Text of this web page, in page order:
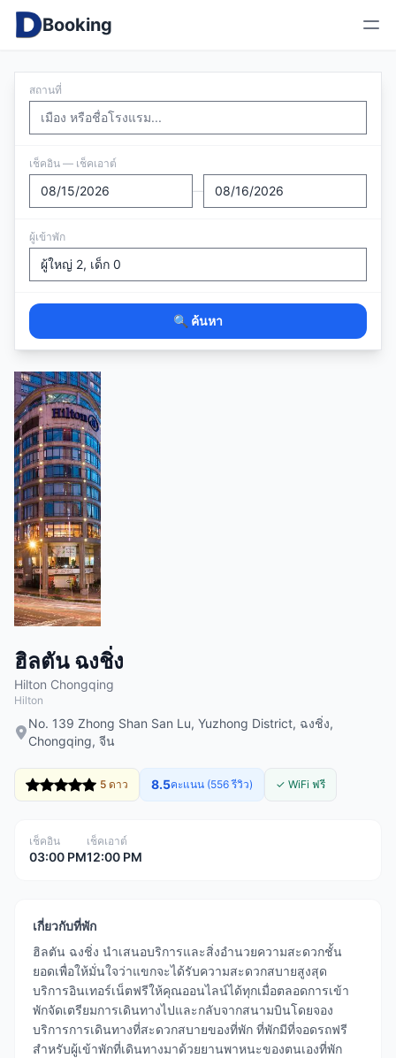
Booking
สถานที่
เช็คอิน — เช็คเอาต์
—
ผู้เข้าพัก
🔍 ค้นหา
ฮิลตัน ฉงชิ่ง
Hilton Chongqing
Hilton
No. 139 Zhong Shan San Lu, Yuzhong District, ฉงชิ่ง,
Chongqing, จีน
5 ดาว 8.5คะแนน (556 รีวิว) ✓ WiFi ฟรี
เช็คอิน
03:00 PM
เช็คเอาต์
12:00 PM
เกี่ยวกับที่พัก
ฮิลตัน ฉงชิ่ง นำเสนอบริการและสิ่งอำนวยความสะดวกชั้น
ยอดเพื่อให้มั่นใจว่าแขกจะได้รับความสะดวกสบายสูงสุด
บริการอินเทอร์เน็ตฟรีให้คุณออนไลน์ได้ทุกเมื่อตลอดการเข้า
พักจัดเตรียมการเดินทางไปและกลับจากสนามบินโดยจอง
บริการการเดินทางที่สะดวกสบายของที่พัก ที่พักมีที่จอดรถฟรี
สำหรับผู้เข้าพักที่เดินทางมาด้วยยานพาหนะของตนเองที่พัก